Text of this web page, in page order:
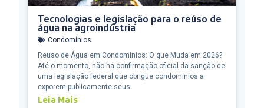
Tecnologias e legislação para o reúso de
água na agroindústria
Condomínios
Reuso de Água em Condomínios: O que Muda em 2026?
Até o momento, não há confirmação oficial da sanção de
uma legislação federal que obrigue condomínios a
exporem publicamente seus
Leia Mais